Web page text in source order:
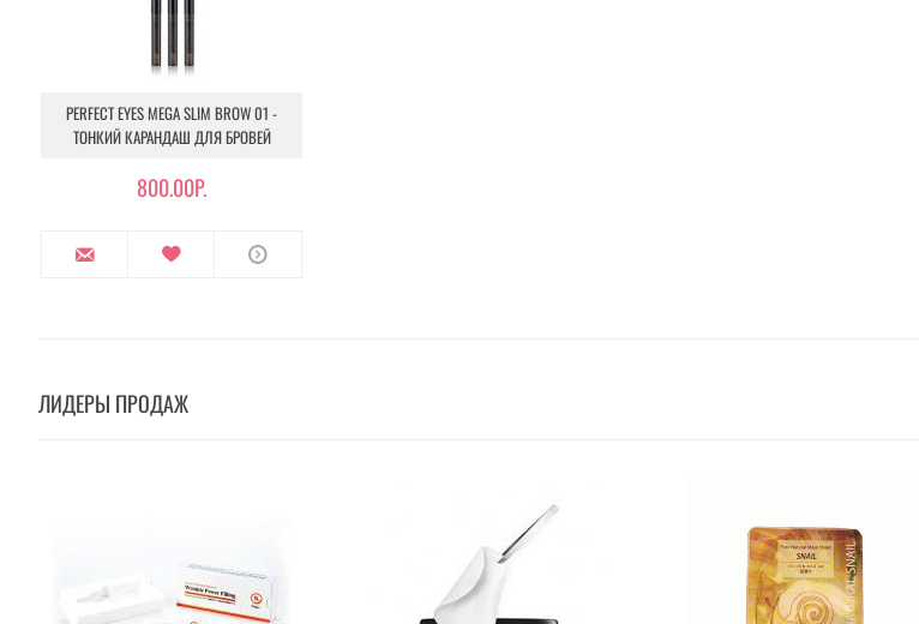
PERFECT EYES MEGA SLIM BROW 01 -
ТОНКИЙ КАРАНДАШ ДЛЯ БРОВЕЙ
800.00Р.
ЛИДЕРЫ ПРОДАЖ